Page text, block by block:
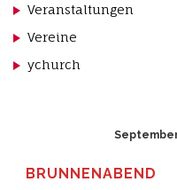
Veranstaltungen
Vereine
ychurch
BRUNNENABEND